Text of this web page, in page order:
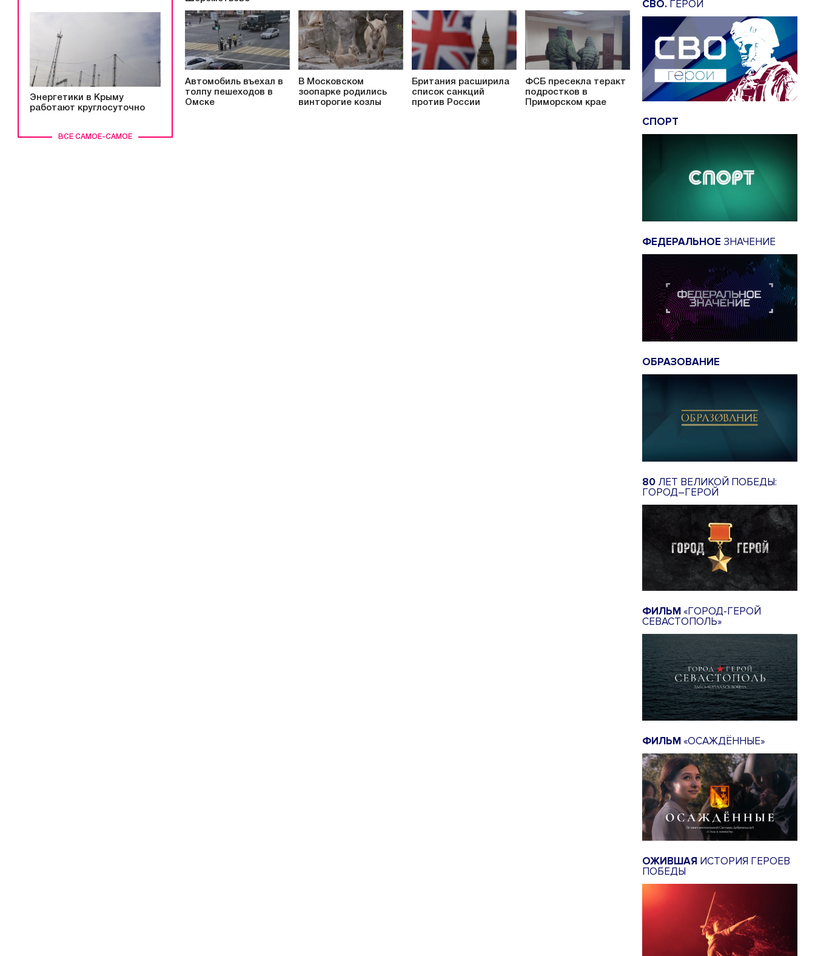
ВСЕ САМОЕ-САМОЕ
Энергетики в Крыму
работают круглосуточно
Автомобиль въехал в
толпу пешеходов в
Омске
В Московском
зоопарке родились
винторогие козлы
Британия расширила
список санкций
против России
ФСБ пресекла теракт
подростков в
Приморском крае
СВО. ГЕРОИ
СПОРТ
ФЕДЕРАЛЬНОЕ ЗНАЧЕНИЕ
ОБРАЗОВАНИЕ
80 ЛЕТ ВЕЛИКОЙ ПОБЕДЫ:
ГОРОД–ГЕРОЙ
ФИЛЬМ«ГОРОД-ГЕРОЙ
СЕВАСТОПОЛЬ»
ФИЛЬМ«ОСАЖДЁННЫЕ»
ОЖИВШАЯ ИСТОРИЯ ГЕРОЕВ
ПОБЕДЫ